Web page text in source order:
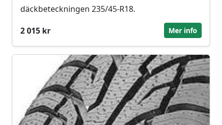
däckbeteckningen 235/45-R18.
2 015 kr
Mer info